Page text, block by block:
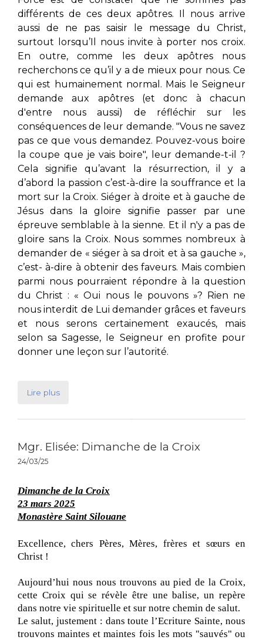
différents de ces deux apôtres. Il nous arrive
aussi de ne pas saisir le message du Christ,
surtout lorsqu’Il nous invite à porter nos croix.
En outre, comme les deux apôtres nous
recherchons ce qu’il y a de mieux pour nous. Ce
qui est humainement normal. Mais le Seigneur
demande aux apôtres (et donc à chacun
d'entre nous aussi) de réfléchir sur les
conséquences de leur demande. "Vous ne savez
pas ce que vous demandez. Pouvez-vous boire
la coupe que je vais boire", leur demande-t-il ?
Cela signifie qu’avant la résurrection, il y a
d’abord la passion c’est-à-dire la souffrance et la
mort sur la Croix. Siéger à droite et à gauche de
Jésus dans la gloire signifie passer par une
épreuve semblable à la sienne. Et il n'y a pas de
gloire sans la Croix. Nous sommes nombreux à
demander de « siéger à sa droit et à sa gauche »,
c’est- à-dire à obtenir des faveurs. Mais combien
parmi nous pourraient répondre à la question
du Christ : « Oui nous le pouvons »? Rien ne
nous interdit de Lui demander grâces et faveurs
et nous serons certainement exaucés, mais
selon sa Sagesse, le Seigneur en profite pour
donner une leçon sur l’autorité.
Lire plus
Mgr. Elisée: Dimanche de la Croix
24/03/25
Dimanche de la Croix
23 mars 2025
Monastère Saint Silouane
Excellence, chers Pères, Mères, frères et sœurs en
Christ !
Aujourd’hui nous nous trouvons au pied de la Croix,
cette Croix qui se révèle être une balise, un repère
dans notre vie spirituelle et sur notre chemin de salut.
Le salut, justement : dans toute l’Ecriture Sainte, nous
trouvons maintes et maintes fois les mots "sauvés" ou